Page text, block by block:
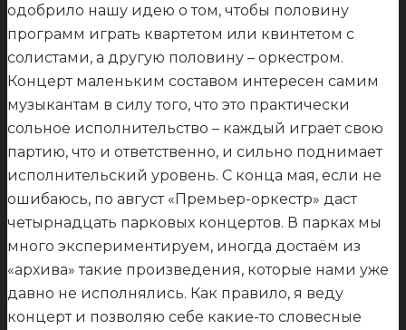
одобрило нашу идею о том, чтобы половину
программ играть квартетом или квинтетом с
солистами, а другую половину – оркестром.
Концерт маленьким составом интересен самим
музыкантам в силу того, что это практически
сольное исполнительство – каждый играет свою
партию, что и ответственно, и сильно поднимает
исполнительский уровень. С конца мая, если не
ошибаюсь, по август «Премьер-оркестр» даст
четырнадцать парковых концертов. В парках мы
много экспериментируем, иногда достаём из
«архива» такие произведения, которые нами уже
давно не исполнялись. Как правило, я веду
концерт и позволяю себе какие-то словесные